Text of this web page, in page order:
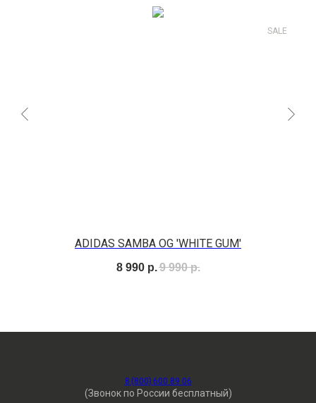
SALE
ADIDAS SAMBA OG 'WHITE GUM'
8 990 р.9 990 р.
8 (800) 600 89 06
(Звонок по России бесплатный)